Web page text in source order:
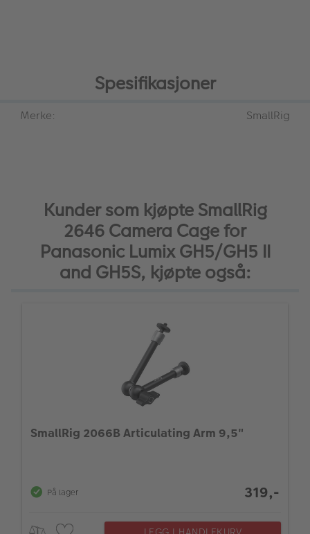
Spesifikasjoner
Merke: SmallRig
Kunder som kjøpte SmallRig
2646 Camera Cage for
Panasonic Lumix GH5/GH5 II
and GH5S, kjøpte også:
SmallRig 2066B Articulating Arm 9,5"
På lager 319,-